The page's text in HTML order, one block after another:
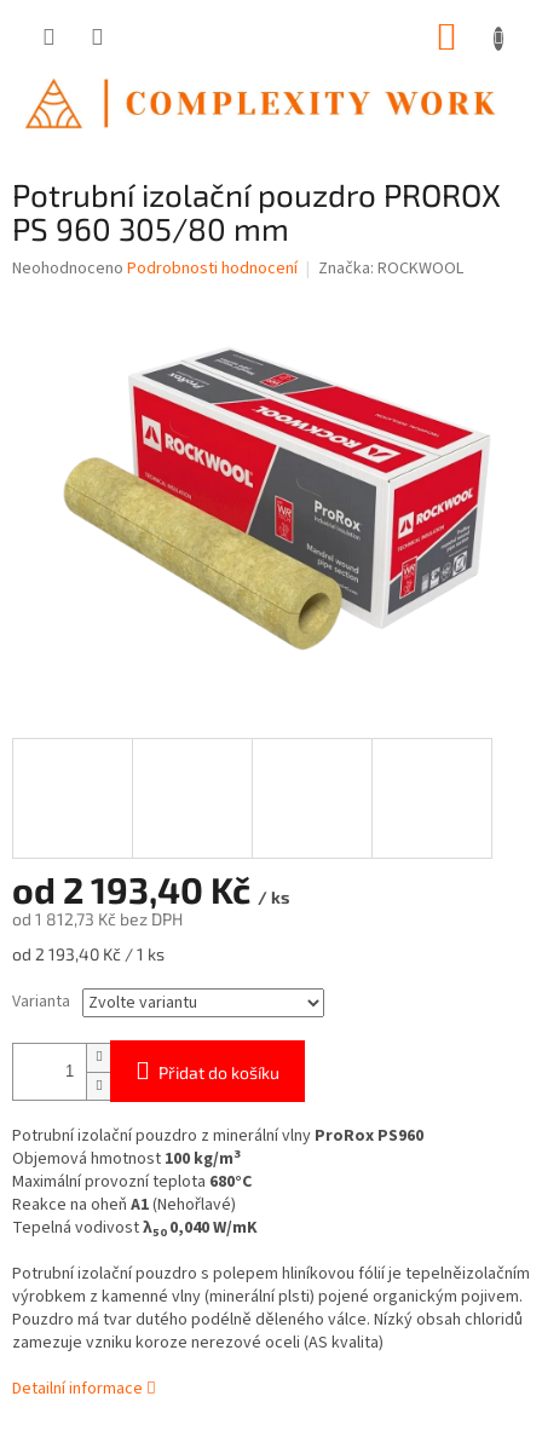
Potrubní izolační pouzdro PROROX
PS 960 305/80 mm
Průměrné
Neohodnoceno Podrobnosti hodnocení Značka: ROCKWOOL
od 2 193,40 Kč / ks
od 1 812,73 Kč bez DPH
Měrná
od 2 193,40 Kč / 1 ks
Varianta
Přidat do košíku
Potrubní izolační pouzdro z minerální vlny ProRox PS960
Objemová hmotnost 100 kg/m3
Maximální provozní teplota 680°C
Reakce na oheň A1(Nehořlavé)
Tepelná vodivostλ50 0,040 W/mK
Potrubní izolační pouzdro s polepem hliníkovou fólií je tepelněizolačním
výrobkem z kamenné vlny (minerální plsti) pojené organickým pojivem.
Pouzdro má tvar dutého podélně děleného válce. Nízký obsah chloridů
zamezuje vzniku koroze nerezové oceli (AS kvalita)
Detailní informace